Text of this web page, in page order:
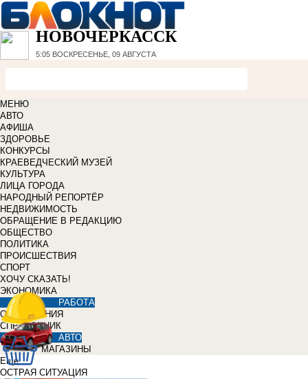
НОВОЧЕРКАССК
5:05 ВОСКРЕСЕНЬЕ, 09 АВГУСТА
МЕНЮ
АВТО
АФИША
ЗДОРОВЬЕ
КОНКУРСЫ
КРАЕВЕДЧЕСКИЙ МУЗЕЙ
КУЛЬТУРА
ЛИЦА ГОРОДА
НАРОДНЫЙ РЕПОРТЁР
НЕДВИЖИМОСТЬ
ОБРАЩЕНИЕ В РЕДАКЦИЮ
ОБЩЕСТВО
ПОЛИТИКА
ПРОИСШЕСТВИЯ
СПОРТ
ХОЧУ СКАЗАТЬ!
ЭКОНОМИКА
РАБОТА
ОБЪЯВЛЕНИЯ
СПРАВОЧНИК
АВТО
МАГАЗИНЫ
Еще
ОСТРАЯ СИТУАЦИЯ